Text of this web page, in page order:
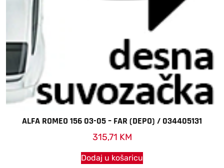
ALFA ROMEO 156 03-05 – FAR (DEPO) / 034405131
315,71 KM
Dodaj u košaricu